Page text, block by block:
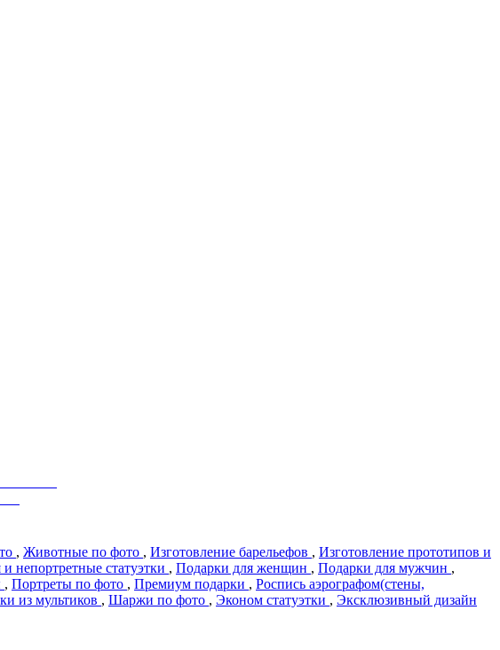
, Животные по фото , Изготовление барельефов , Изготовление прототипов и
непортретные статуэтки , Подарки для женщин , Подарки для мужчин ,
, Портреты по фото , Премиум подарки , Роспись аэрографом(стены,
из мультиков , Шаржи по фото , Эконом статуэтки , Эксклюзивный дизайн